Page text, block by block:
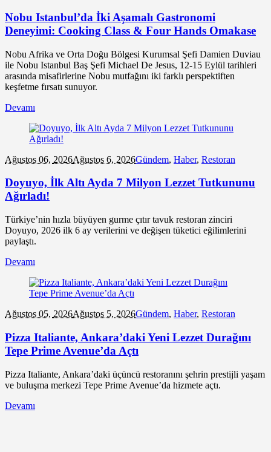
Nobu Istanbul’da İki Aşamalı Gastronomi
Deneyimi: Cooking Class & Four Hands Omakase
Nobu Afrika ve Orta Doğu Bölgesi Kurumsal Şefi Damien Duviau
ile Nobu Istanbul Baş Şefi Michael De Jesus, 12-15 Eylül tarihleri
arasında misafirlerine Nobu mutfağını iki farklı perspektiften
keşfetme fırsatı sunuyor.
Devamı
Ağustos 06, 2026Ağustos 6, 2026Gündem, Haber, Restoran
Doyuyo, İlk Altı Ayda 7 Milyon Lezzet Tutkununu
Ağırladı!
Türkiye’nin hızla büyüyen gurme çıtır tavuk restoran zinciri
Doyuyo, 2026 ilk 6 ay verilerini ve değişen tüketici eğilimlerini
paylaştı.
Devamı
Ağustos 05, 2026Ağustos 5, 2026Gündem, Haber, Restoran
Pizza Italiante, Ankara’daki Yeni Lezzet Durağını
Tepe Prime Avenue’da Açtı
Pizza Italiante, Ankara’daki üçüncü restoranını şehrin prestijli yaşam
ve buluşma merkezi Tepe Prime Avenue’da hizmete açtı.
Devamı